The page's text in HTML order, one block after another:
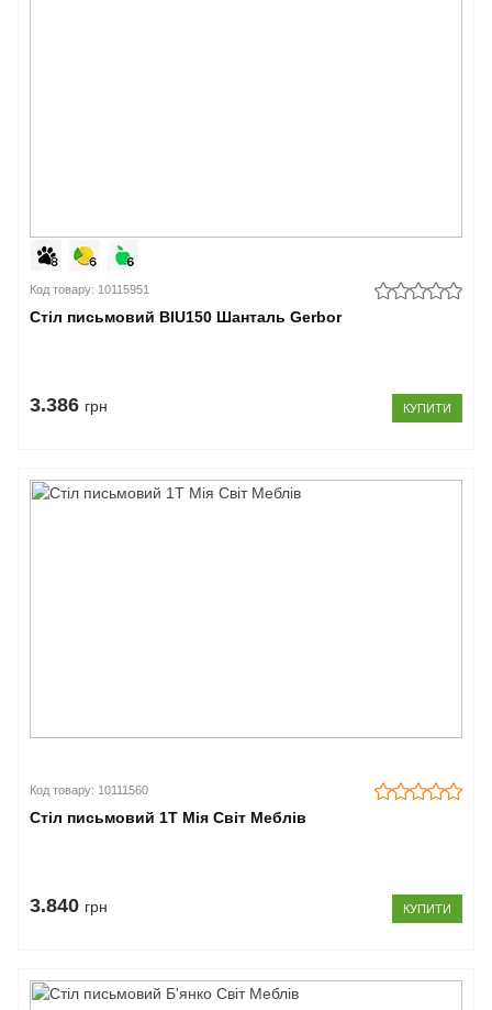
Код товару: 10115951
Стіл письмовий BIU150 Шанталь Gerbor
3.386 грн КУПИТИ
Код товару: 10111560
Стіл письмовий 1Т Мія Світ Меблів
3.840 грн КУПИТИ